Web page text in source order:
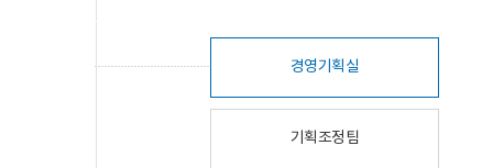
경영기획실
기획조정팀